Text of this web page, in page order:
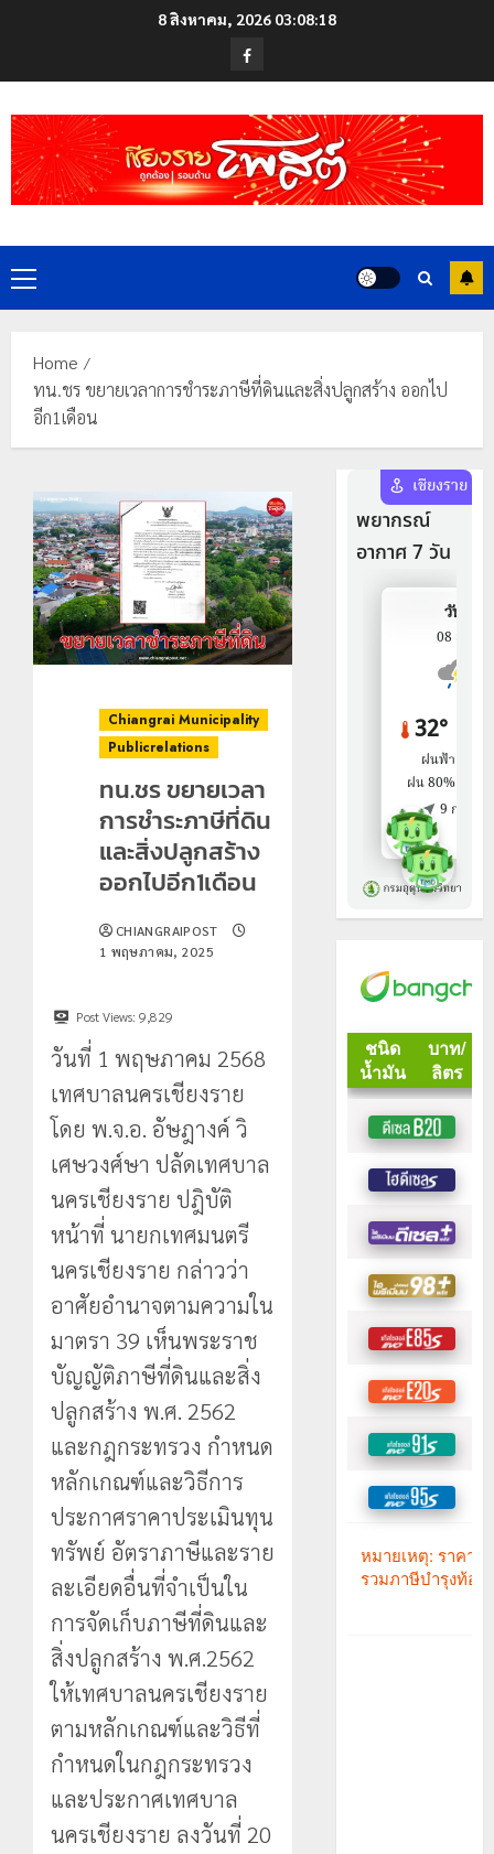
8 สิงหาคม, 2026 03:08:19
Facebook
Primary
Menu
Home
ทน.ชร ขยายเวลาการชำระภาษีที่ดินและสิ่งปลูกสร้าง ออกไป
อีก1เดือน
Chiangrai Municipality
Publicrelations
ทน.ชร ขยายเวลา
การชำระภาษีที่ดิน
และสิ่งปลูกสร้าง
ออกไปอีก1เดือน
CHIANGRAIPOST
1 พฤษภาคม, 2025
Post Views: 9,829
วันที่ 1 พฤษภาคม 2568
เทศบาลนครเชียงราย
โดย พ.จ.อ. อัษฎางค์ วิ
เศษวงศ์ษา ปลัดเทศบาล
นครเชียงราย ปฎิบัติ
หน้าที่ นายกเทศมนตรี
นครเชียงราย กล่าวว่า
อาศัยอำนาจตามความใน
มาตรา 39 เห็นพระราช
บัญญัติภาษีที่ดินและสิ่ง
ปลูกสร้าง พ.ศ. 2562
และกฎกระทรวง กำหนด
หลักเกณฑ์และวิธีการ
ประกาศราคาประเมินทุน
ทรัพย์ อัตราภาษีและราย
ละเอียดอื่นที่จำเป็นใน
การจัดเก็บภาษีที่ดินและ
สิ่งปลูกสร้าง พ.ศ.2562
ให้เทศบาลนครเชียงราย
ตามหลักเกณฑ์และวิธีที่
กำหนดในกฎกระทรวง
และประกาศเทศบาล
นครเชียงราย ลงวันที่ 20